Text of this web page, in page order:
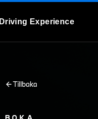
Driving Experience
Tillbaka